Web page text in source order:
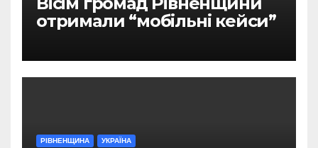
отримали “мобільні кейси”
РІВНЕНЩИНА УКРАЇНА